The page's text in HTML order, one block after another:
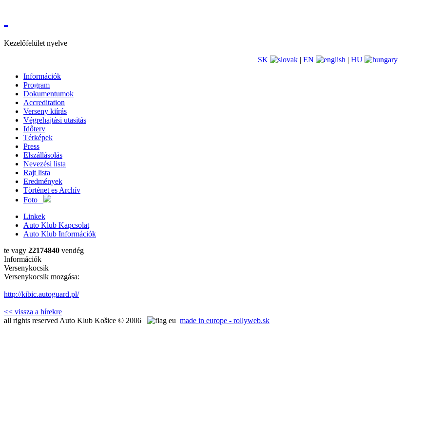
Kezelőfelület nyelve
SK
| EN | HU
Információk
Program
Dokumentumok
Accreditation
Verseny kiírás
Végrehajtási utasitás
Időterv
Térképek
Press
Elszállásolás
Nevezési lista
Rajt lista
Eredmények
Történet es Archív
Foto
Linkek
Auto Klub Kapcsolat
Auto Klub Információk
te vagy 22174840 vendég
Információk
Versenykocsik
Versenykocsik mozgása:
http://kibic.autoguard.pl/
<< vissza a hírekre
all rights reserved Auto Klub Košice © 2006
made in europe - rollyweb.sk